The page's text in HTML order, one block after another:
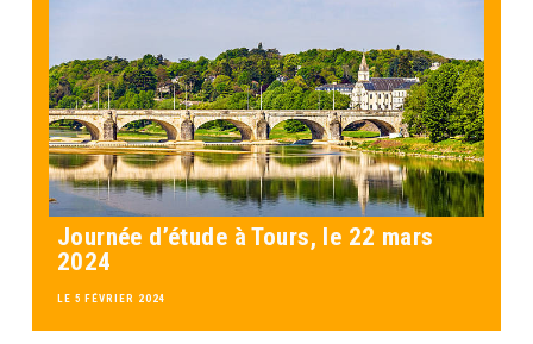
Journée d’étude à Tours, le 22 mars
2024
LE 5 FÉVRIER 2024